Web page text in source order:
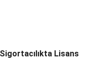
Lisans